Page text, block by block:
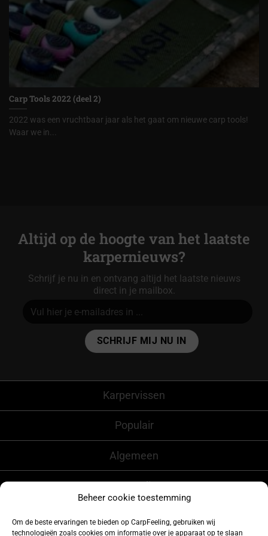
Beheer cookie toestemming
Om de beste ervaringen te bieden op CarpFeeling, gebruiken wij
technologieën zoals cookies om informatie over je apparaat op te slaan
Carp Tools 2022 (deel 2)
2022 was een vruchtbaar jaar als het gaat om nieuwe carp tools!
Waar we in...
Altijd op de hoogte van het laatste
karpernieuws?
Schrijf je nu in en ontvang altijd het laatste nieuws
direct in je mailbox.
Karpervissen
Populair
Algemeen
CarpFeeling